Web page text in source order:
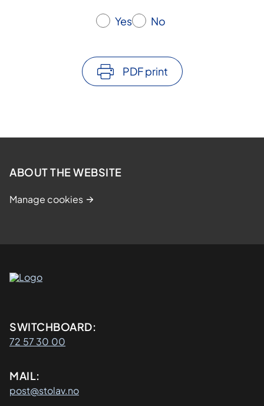
Yes No
PDF print
ABOUT THE WEBSITE
Manage cookies
Kontaktinformasjon
SWITCHBOARD:
72 57 30 00
MAIL:
post@stolav.no